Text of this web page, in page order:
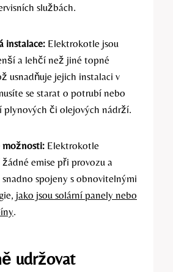
službách.
instalace: Elektrokotle jsou
a lehčí než jiné topné
usnadňuje jejich instalaci v
se starat o potrubí nebo
plynových či olejových nádrží.
možnosti: Elektrokotle
emise při provozu a
spojeny s obnovitelnými
jako jsou solární panely nebo
.
udržovat